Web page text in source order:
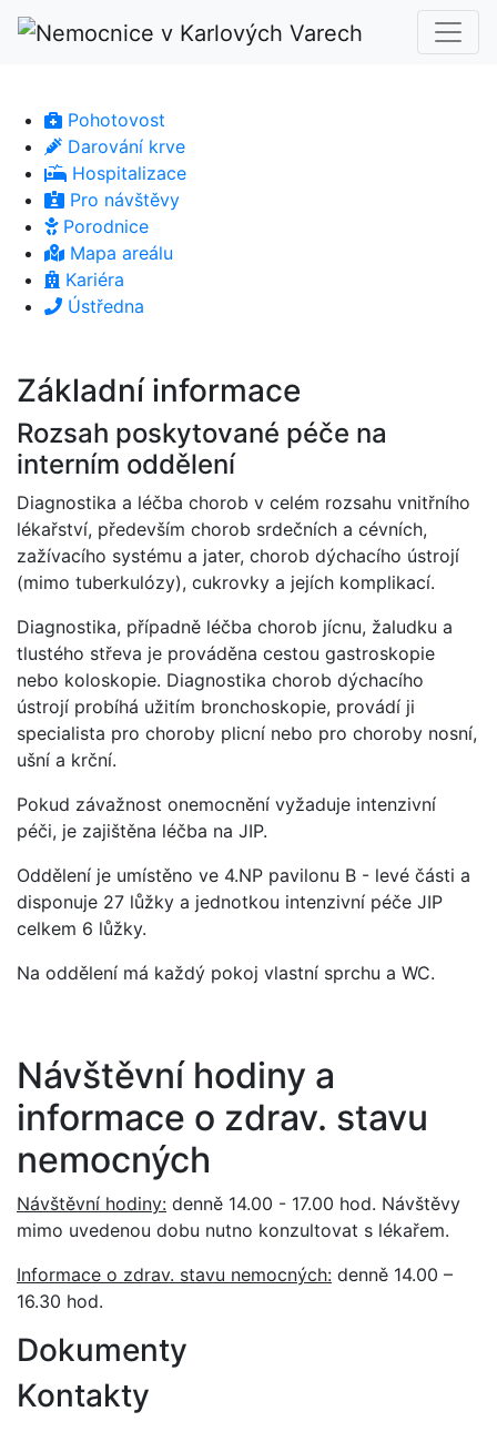
Pohotovost
Darování krve
Hospitalizace
Pro návštěvy
Porodnice
Mapa areálu
Kariéra
Ústředna
Základní informace
Rozsah poskytované péče na
interním oddělení
Diagnostika a léčba chorob v celém rozsahu vnitřního
lékařství, především chorob srdečních a cévních,
zažívacího systému a jater, chorob dýchacího ústrojí
(mimo tuberkulózy), cukrovky a jejích komplikací.
Diagnostika, případně léčba chorob jícnu, žaludku a
tlustého střeva je prováděna cestou gastroskopie
nebo koloskopie. Diagnostika chorob dýchacího
ústrojí probíhá užitím bronchoskopie, provádí ji
specialista pro choroby plicní nebo pro choroby nosní,
ušní a krční.
Pokud závažnost onemocnění vyžaduje intenzivní
péči, je zajištěna léčba na JIP.
Oddělení je umístěno ve 4.NP pavilonu B - levé části a
disponuje 27 lůžky a jednotkou intenzivní péče JIP
celkem 6 lůžky.
Na oddělení má každý pokoj vlastní sprchu a WC.
Návštěvní hodiny a
informace o zdrav. stavu
nemocných
Návštěvní hodiny: denně 14.00 - 17.00 hod. Návštěvy
mimo uvedenou dobu nutno konzultovat s lékařem.
Informace o zdrav. stavu nemocných: denně 14.00 –
16.30 hod.
Dokumenty
Kontakty